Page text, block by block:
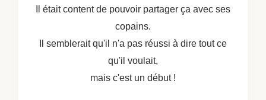
Il était content de pouvoir partager ça avec ses
copains.
Il semblerait qu'il n'a pas réussi à dire tout ce
qu'il voulait,
mais c'est un début !